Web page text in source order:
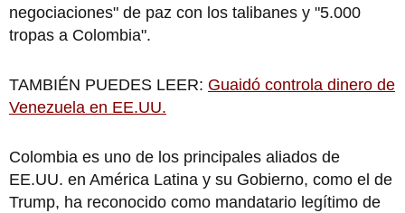
negociaciones" de paz con los talibanes y "5.000
tropas a Colombia".
TAMBIÉN PUEDES LEER: Guaidó controla dinero de
Venezuela en EE.UU.
Colombia es uno de los principales aliados de
EE.UU. en América Latina y su Gobierno, como el de
Trump, ha reconocido como mandatario legítimo de